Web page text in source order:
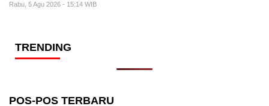
Rabu, 5 Agu 2026 - 15:14 WIB
TRENDING
POS-POS TERBARU